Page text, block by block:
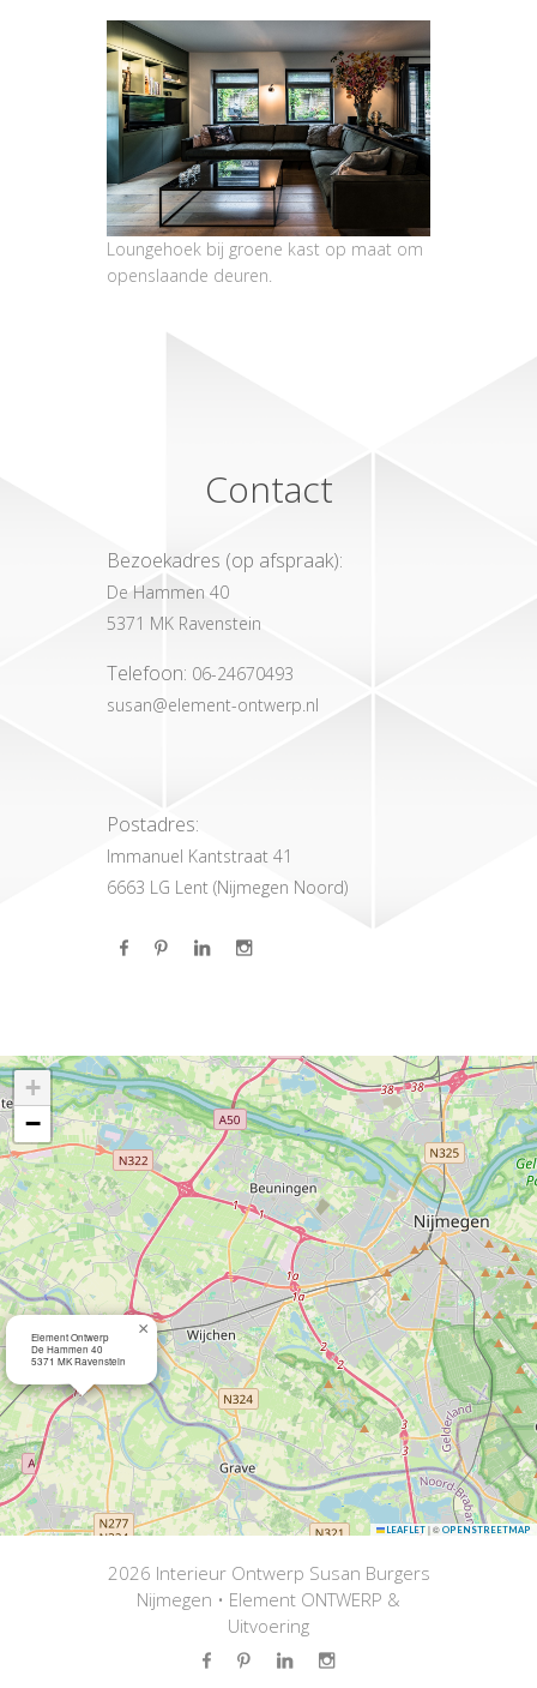
Loungehoek bij groene kast op maat om
openslaande deuren.
Contact
Bezoekadres (op afspraak):
De Hammen 40
5371 MK Ravenstein
Telefoon: 06-24670493
susan@element-ontwerp.nl
Postadres:
Immanuel Kantstraat 41
6663 LG Lent (Nijmegen Noord)
Element Ontwerp
De Hammen 40
5371 MK Ravenstein
×
+
−
LEAFLET |© OPENSTREETMAP
2026 Interieur Ontwerp Susan Burgers
Nijmegen • Element ONTWERP &
Uitvoering